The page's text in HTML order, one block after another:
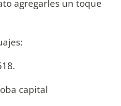
agregarles un toque
capital